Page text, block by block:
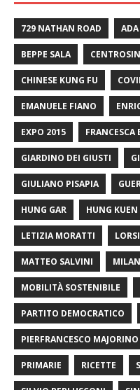
729 NATHAN ROAD ADA
BEPPE SALA
CHINESE KUNG FU
EMANUELE FIANO
EXPO 2015 FRANCESCA
GIARDINO DEI GIUSTI
GIULIANO PISAPIA
HUNG GAR HUNG KUEN
LETIZIA MORATTI
MATTEO SALVINI
MOBILITÀ SOSTENIBILE
PARTITO DEMOCRATICO
PIERFRANCESCO MAJORINO
PRIMARIE RICETTE